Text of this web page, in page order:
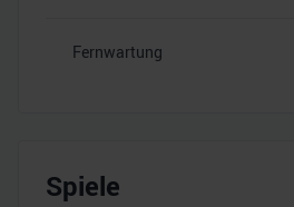
Fernwartung
Spiele